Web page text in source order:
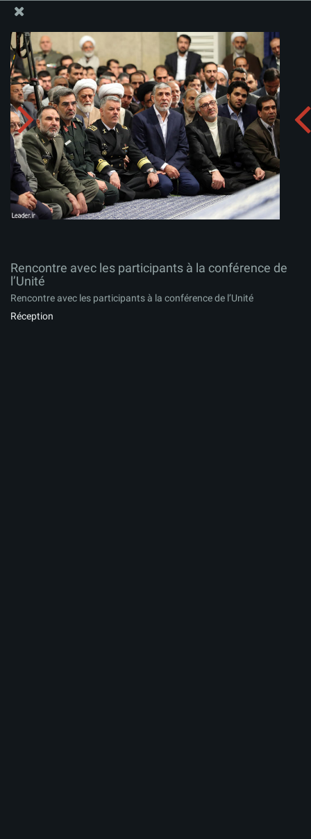
Site Officiel du Bureau du Guide Suprême - Ayatollah Khamenei
Rencontre avec les participants à la conférence de
l’Unité
Télécharger l'album:
Rencontre avec les participants à la conférence de
l’Unité
Rencontre avec les participants à la conférence de l’Unité
Réception